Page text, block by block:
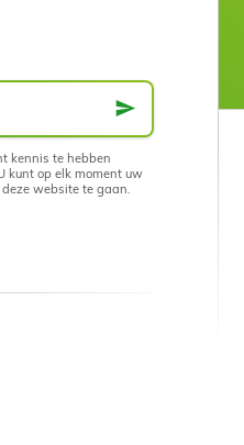
kennis te hebben
kunt op elk moment uw
website te gaan.